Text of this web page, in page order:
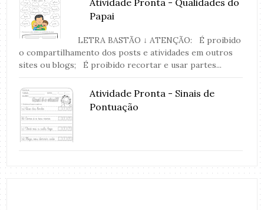
Papai
LETRA BASTÃO ↓ ATENÇÃO: É proibido
o compartilhamento dos posts e atividades em outros
sites ou blogs; É proibido recortar e usar partes...
Atividade Pronta - Sinais de
Pontuação